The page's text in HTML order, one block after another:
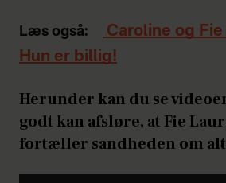
Læs også:
Caroline og
Hun er billig!
Herunder kan du se
godt kan afsløre, at Fie
fortæller sandheden om